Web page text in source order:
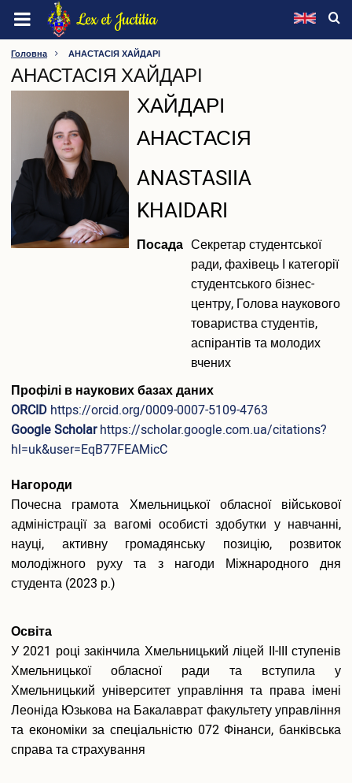
Перейти
основного
вмісту
Lex et Juctitia
ХМЕЛЬНИЦЬКИЙ УНІВЕРСИТЕТ УПРАВЛІННЯ ТА
ПРАВА ІМЕНІ ЛЕОНІДА ЮЗЬКОВА
Про університет
Інформація про університет
Видатні особистості
Ректорат
Вчена рада
Наглядова рада
Методична рада
Конференція трудового колективу
Внутрішня система забезпечення якості освіти
Етика, академічна доброчесність та антикорупційна
політика
Гендерна політика Університету
Меморіал пам'яті
Безпека освітнього середовища
Фотогалерея
Відеогалерея
Вступнику
Приймальна комісія
Правила прийому в ХУУП імені Леоніда Юзькова
Кількість бюджетних місць регіонального замовлення
Переваги університету
Вартість навчання на контрактній основі
Освітні програми
Подача електронної заяви
Поновлення та переведення на навчання
Реєстраціія електронного кабіінету для вступу на
Головна АНАСТАСІЯ ХАЙДАРІ
АНАСТАСІЯ ХАЙДАРІ
ХАЙДАРІ
АНАСТАСІЯ
ПІБ
(англійською)
ANASTASIIA
KHAIDARI
Посада Секретар студентської
ради, фахівець І категорії
студентського бізнес-
центру, Голова наукового
товариства студентів,
аспірантів та молодих
вчених
Профілі в наукових базах даних
ORCID https://orcid.org/0009-0007-5109-4763
Google Scholarhttps://scholar.google.com.ua/citations?
hl=uk&user=EqB77FEAMicC
Нагороди
Почесна грамота Хмельницької обласної військової
адміністрації за вагомі особисті здобутки у навчанні,
науці, активну громадянську позицію, розвиток
молодіжного руху та з нагоди Міжнародного дня
студента (2023 р.)
Освіта
У 2021 році закінчила Хмельницький ліцей II-III ступенів
Хмельницької обласної ради та вступила у
Хмельницький університет управління та права імені
Леоніда Юзькова на Бакалаврат факультету управління
та економіки за спеціальністю 072 Фінанси, банківська
справа та страхування